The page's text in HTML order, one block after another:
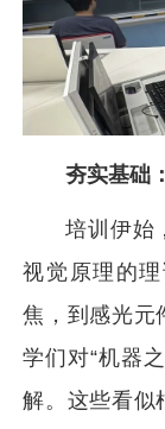
夯实基础
培训伊始
视觉原理的
焦，到感光元
学们对“机器
解。这些看似